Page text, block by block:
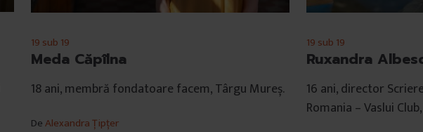
19 sub 19
Meda Căpîlna
18 ani, membră fondatoare facem, Târgu Mureș.
DeAlexandra Țipțer
19 sub 19
Ruxandra
16 ani, director
Romania – Vaslui